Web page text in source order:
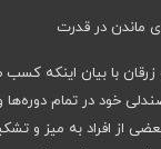
ماندن در قدرت
زرقان با بیان اینکه
خود در تمام
از افراد به میز و